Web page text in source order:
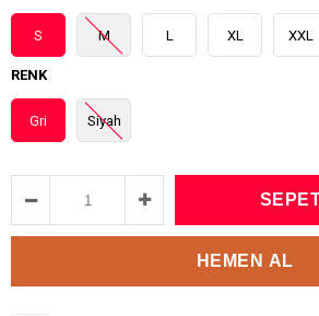
S M L XL XXL
RENK
Gri Siyah